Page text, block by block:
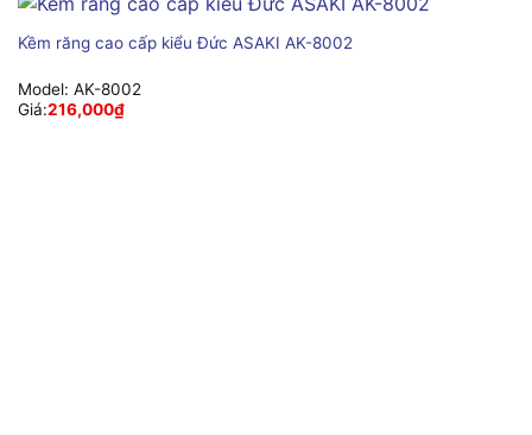
Kềm răng cao cấp kiểu Đức ASAKI AK-8002
Model: AK-8002
Giá:216,000₫